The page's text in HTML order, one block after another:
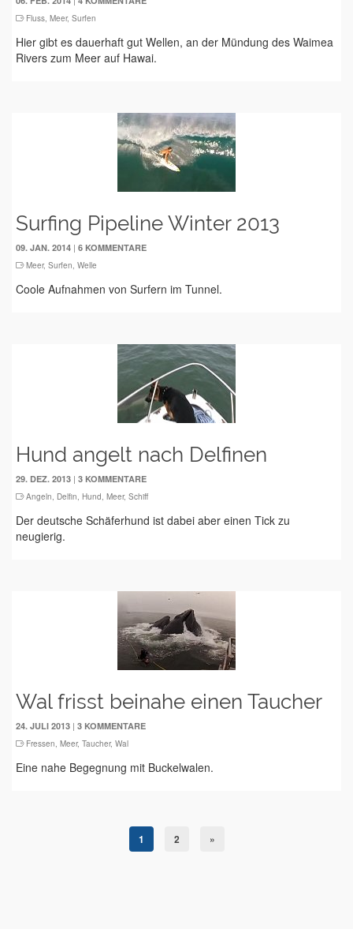
Fluss, Meer, Surfen
Hier gibt es dauerhaft gut Wellen, an der Mündung des Waimea
Rivers zum Meer auf Hawai.
Surfing Pipeline Winter 2013
09. JAN. 2014 | 6 KOMMENTARE
Meer, Surfen, Welle
Coole Aufnahmen von Surfern im Tunnel.
Hund angelt nach Delfinen
29. DEZ. 2013 | 3 KOMMENTARE
Angeln, Delfin, Hund, Meer, Schiff
Der deutsche Schäferhund ist dabei aber einen Tick zu
neugierig.
Wal frisst beinahe einen Taucher
24. JULI 2013 | 3 KOMMENTARE
Fressen, Meer, Taucher, Wal
Eine nahe Begegnung mit Buckelwalen.
1 2 »